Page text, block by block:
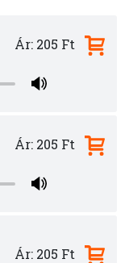
Ár: 205 Ft
Ár: 205 Ft
Ár: 205 Ft